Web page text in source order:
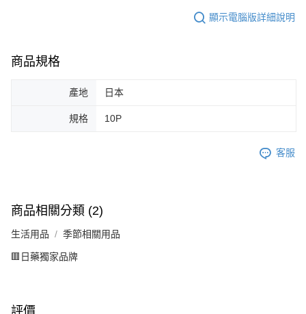
顯示電腦版詳細說明
商品規格
產地 日本
規格 10P
客服
商品相關分類 (2)
生活用品 季節相關用品
🟥日藥獨家品牌
評價